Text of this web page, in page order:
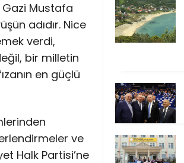
Gazi Mustafa
adıdır. Nice
verdi,
bir milletin
en güçlü
ve
Halk Partisi’ne